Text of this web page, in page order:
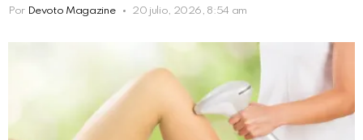
Por Devoto Magazine 20 julio, 2026, 8:54 am